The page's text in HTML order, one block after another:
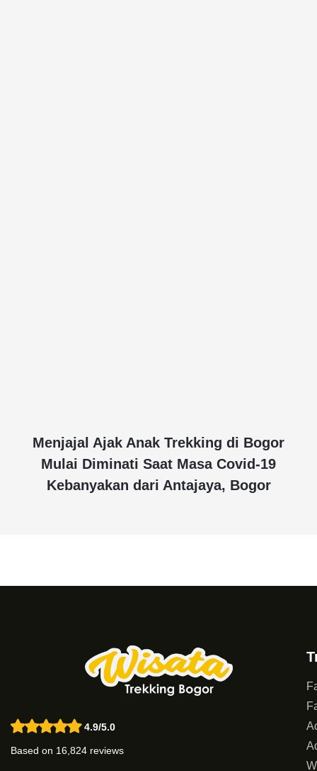
Menjajal Ajak Anak Trekking di Bogor
Mulai Diminati Saat Masa Covid-19
Kebanyakan dari Antajaya, Bogor
4.9/5.0
Based on 16,824 reviews